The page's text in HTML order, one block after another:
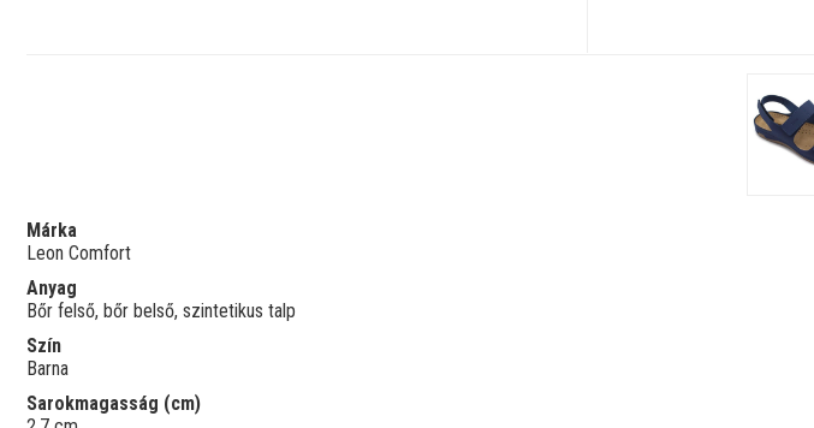
Márka
Leon Comfort
Anyag
Bőr felső, bőr belső, szintetikus talp
Szín
Barna
Sarokmagasság (cm)